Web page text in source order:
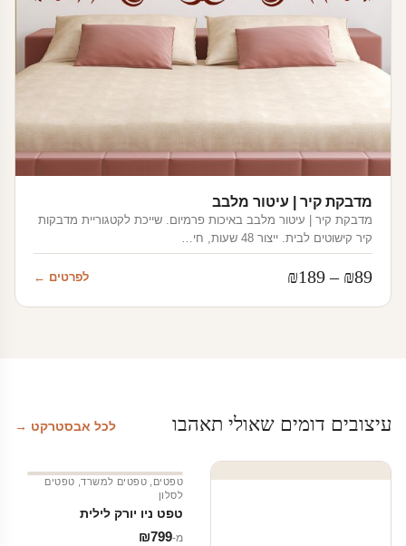
מדבקת קיר | עיטור מלבב
מדבקת קיר | עיטור מלבב באיכות פרמיום. שייכת לקטגוריית מדבקות
קיר קישוטים לבית. ייצור 48 שעות, חי…
₪89
–
₪189
מחירים:
לפרטים ←
עיצובים דומים שאולי תאהבו לכל אבסטרקט →
טפטים טפטים למשרד, טפטים
לסלון
טפט ניו יורק לילית
מ‑ ₪799